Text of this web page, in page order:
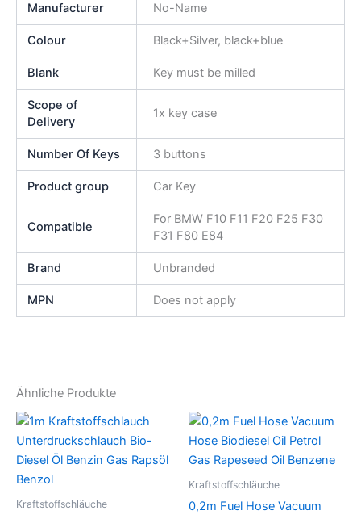
Manufacturer No-Name
Colour Black+Silver, black+blue
Blank Key must be milled
Scope of
Delivery
1x key case
Number Of Keys 3 buttons
Product group Car Key
Compatible
For BMW F10 F11 F20 F25 F30
F31 F80 E84
Brand Unbranded
MPN Does not apply
Ähnliche Produkte
Kraftstoffschläuche
Kraftstoffschläuche
0,2m Fuel Hose Vacuum